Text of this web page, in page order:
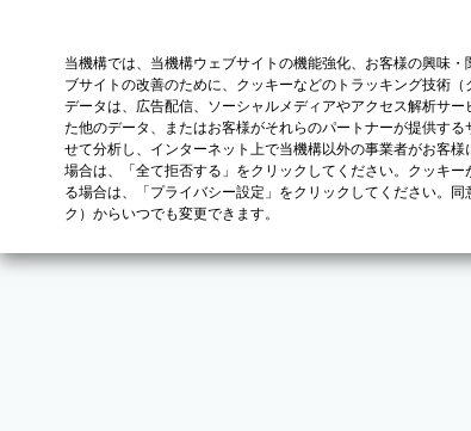
当機構では、当機構ウェブサイトの機能強化、お客様の興味
ブサイトの改善のために、クッキーなどのトラッキング技術
データは、広告配信、ソーシャルメディアやアクセス解析サ
た他のデータ、またはお客様がそれらのパートナーが提供す
せて分析し、インターネット上で当機構以外の事業者がお客
場合は、「全て拒否する」をクリックしてください。クッキ
る場合は、「プライバシー設定」をクリックしてください。
ク）からいつでも変更できます。